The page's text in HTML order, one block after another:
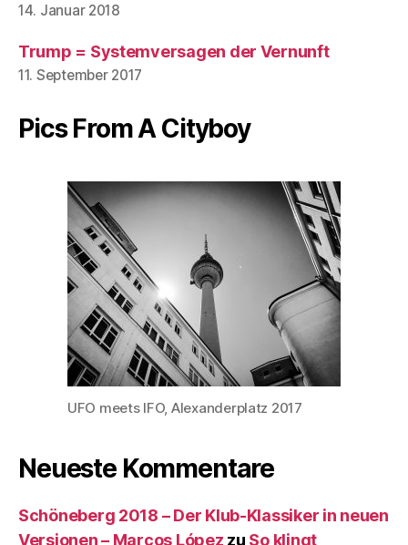
14. Januar 2018
Trump = Systemversagen der Vernunft
11. September 2017
Pics From A Cityboy
UFO meets IFO, Alexanderplatz 2017
Neueste Kommentare
Schöneberg 2018 – Der Klub-Klassiker in neuen
Versionen – Marcos López zu So klingt